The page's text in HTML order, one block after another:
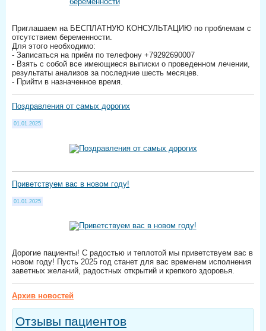
Приглашаем на БЕСПЛАТНУЮ КОНСУЛЬТАЦИЮ по проблемам с
отсутствием беременности.
Для этого необходимо:
- Записаться на приём по телефону +79292690007
- Взять с собой все имеющиеся выписки о проведенном лечении,
результаты анализов за последние шесть месяцев.
- Прийти в назначенное время.
Поздравления от самых дорогих
01.01.2025
Приветствуем вас в новом году!
01.01.2025
Дорогие пациенты! С радостью и теплотой мы приветствуем вас в
новом году! Пусть 2025 год станет для вас временем исполнения
заветных желаний, радостных открытий и крепкого здоровья.
Архив новостей
Отзывы пациентов